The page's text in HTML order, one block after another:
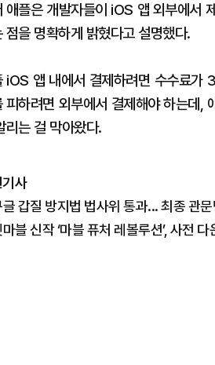
애플은 개발자들이 iOS 앱 외부에서
점을 명확하게 밝혔다고 설명했다.
iOS 앱 내에서 결제하려면 수수료가
피하려면 외부에서 결제해야 하는데,
리는 걸 막아왔다.
사
갑질 방지법 법사위 통과... 최종 관
마블 신작 ‘마블 퓨처 레볼루션’, 사전